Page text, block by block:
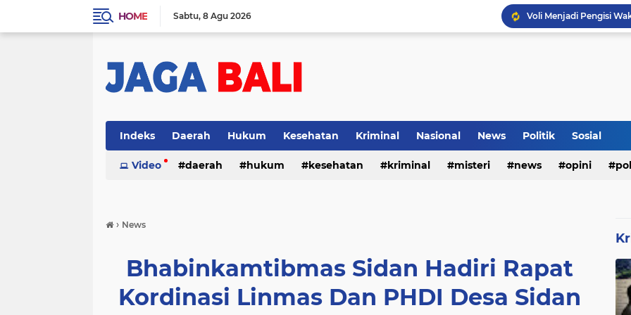
HOME Sabtu 8 Agu 2026
Voli Menjadi Pengisi
Inilah Tampilan Baru
Indeks Daerah Hukum Kesehatan Kriminal Nasional News Politik Sosial
Video daerah hukum kesehatan kriminal misteri news opini
› News
Bhabinkamtibmas Sidan Hadiri Rapat
Kordinasi Linmas Dan PHDI Desa Sidan